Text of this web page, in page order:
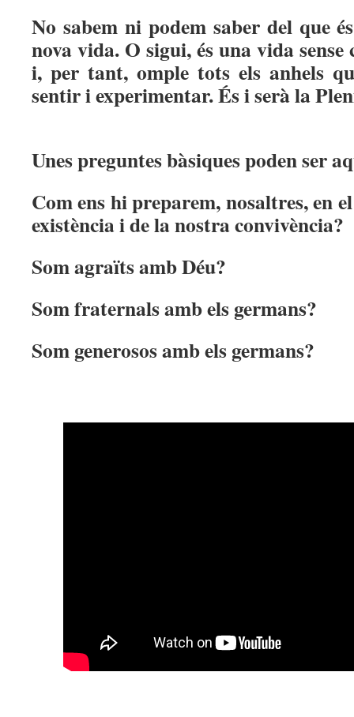
No sabem ni podem saber del que
nova vida. O sigui, és una vida
i, per tant, omple tots els anhels
sentir i experimentar. És i serà la
Unes preguntes bàsiques poden ser
Com ens hi preparem, nosaltres, en
existència i de la nostra convivència?
Som agraïts amb Déu?
Som fraternals amb els germans?
Som generosos amb els germans?